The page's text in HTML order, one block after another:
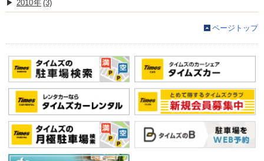
2010 (3)
ページトップ